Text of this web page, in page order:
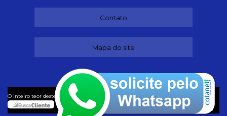
Contato
Mapa do site
O inteiro teor deste site está sujeito à proteção de direitos autorais. Copyright
Dançando (Lei 9610 de 19/02/1998)